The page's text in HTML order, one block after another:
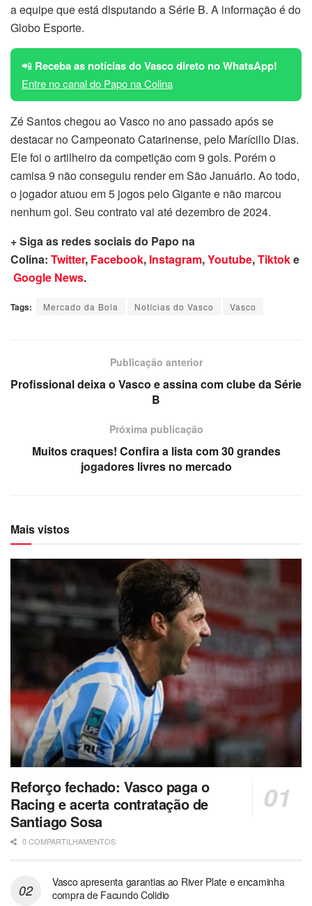
a equipe que está disputando a Série B. A informação é do
Globo Esporte.
📲 Receba as notícias do Vasco direto no WhatsApp!
Entre no canal do Papo na Colina
Zé Santos chegou ao Vasco no ano passado após se
destacar no Campeonato Catarinense, pelo Marícilio Dias.
Ele foi o artilheiro da competição com 9 gols. Porém o
camisa 9 não conseguiu render em São Januário. Ao todo,
o jogador atuou em 5 jogos pelo Gigante e não marcou
nenhum gol. Seu contrato vai até dezembro de 2024.
+ Siga as redes sociais do Papo na
Colina: Twitter, Facebook, Instagram,Youtube,Tiktoke
Google News.
Tags: Mercado da Bola Notícias do Vasco Vasco
Publicação anterior
Profissional deixa o Vasco e assina com clube da Série
B
Próxima publicação
Muitos craques! Confira a lista com 30 grandes
jogadores livres no mercado
Mais vistos
Reforço fechado: Vasco paga o
Racing e acerta contratação de
Santiago Sosa
0 COMPARTILHAMENTOS
Vasco apresenta garantias ao River Plate e encaminha
compra de Facundo Colidio